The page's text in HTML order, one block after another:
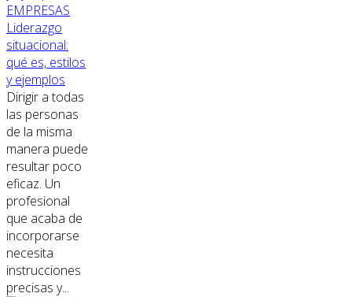
EMPRESAS
Liderazgo
situacional:
qué es, estilos
y ejemplos
Dirigir a todas
las personas
de la misma
manera puede
resultar poco
eficaz. Un
profesional
que acaba de
incorporarse
necesita
instrucciones
precisas y...